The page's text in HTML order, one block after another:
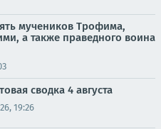
мучеников Трофима,
а также праведного воина
сводка 4 августа
19:26